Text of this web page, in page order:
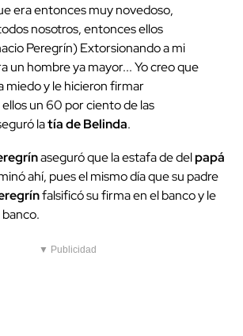
era entonces muy novedoso,
nosotros, entonces ellos
Peregrín) Extorsionando a mi
un hombre ya mayor... Yo creo que
miedo y le hicieron firmar
un 60 por ciento de las
latía de Belinda.
aseguró que la estafa de delpapá
ahí, pues el mismo día que su padre
falsificó su firma en el banco y le
▼ Publicidad